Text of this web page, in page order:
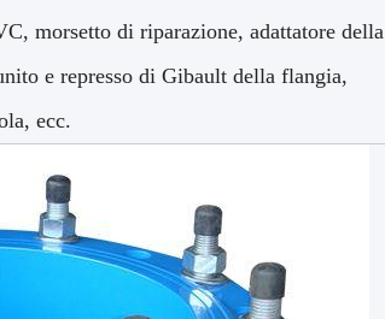
morsetto di riparazione, adattatore della
e represso di Gibault della flangia,
ecc.